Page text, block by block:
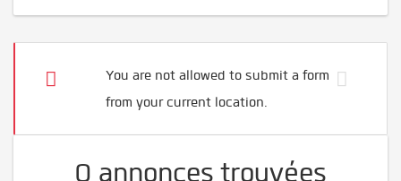
You are not allowed to submit a form
from your current location.
0 annonces trouvées